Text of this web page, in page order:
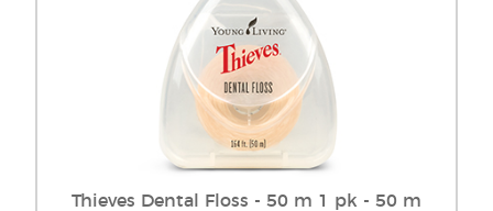
Thieves Dental Floss - 50 m 1 pk - 50 m